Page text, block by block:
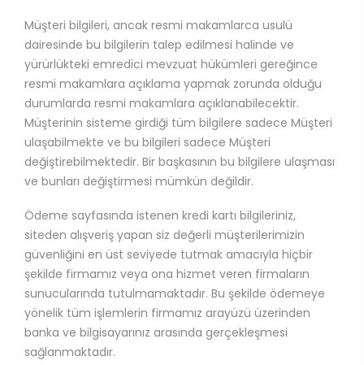
Müşteri bilgileri, ancak resmi makamlarca usulü
dairesinde bu bilgilerin talep edilmesi halinde ve
yürürlükteki emredici mevzuat hükümleri gereğince
resmi makamlara açıklama yapmak zorunda olduğu
durumlarda resmi makamlara açıklanabilecektir.
Müşterinin sisteme girdiği tüm bilgilere sadece Müşteri
ulaşabilmekte ve bu bilgileri sadece Müşteri
değiştirebilmektedir. Bir başkasının bu bilgilere ulaşması
ve bunları değiştirmesi mümkün değildir.
Ödeme sayfasında istenen kredi kartı bilgileriniz,
siteden alışveriş yapan siz değerli müşterilerimizin
güvenliğini en üst seviyede tutmak amacıyla hiçbir
şekilde firmamız veya ona hizmet veren firmaların
sunucularında tutulmamaktadır. Bu şekilde ödemeye
yönelik tüm işlemlerin firmamız arayüzü üzerinden
banka ve bilgisayarınız arasında gerçekleşmesi
sağlanmaktadır.